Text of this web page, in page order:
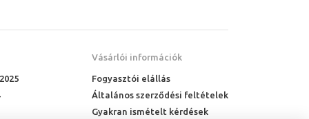
Vásárlói információk
Fogyasztói elállás
Általános szerződési feltételek
Gyakran ismételt kérdések